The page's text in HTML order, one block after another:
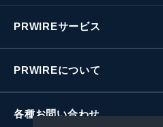
PRWIREサービス
PRWIREについて
各種お問い合わせ